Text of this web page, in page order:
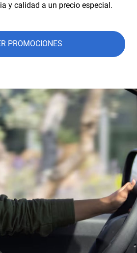
y calidad a un precio especial.
PROMOCIONES